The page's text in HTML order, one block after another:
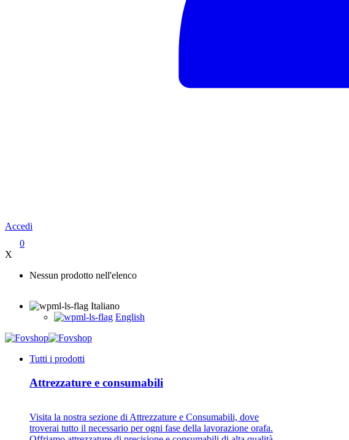
Accedi
0
X
Nessun prodotto nell'elenco
Italiano
English
Tutti i prodotti
Attrezzature e consumabili
Visita la nostra sezione di Attrezzature e Consumabili, dove
troverai tutto il necessario per ogni fase della lavorazione orafa.